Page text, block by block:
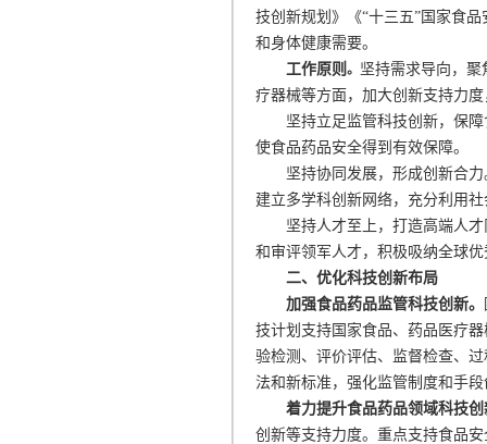
技创新规划》《“十三五” 国家食
和身体健康需要。
工作原则 。 坚持需求导向，聚
疗器械等方面，加大创新支持力
坚持立足监管科技创新，保
使食品药品安全得到有效保障。
坚持协同发展，形成创新合力
建立多学科创新网络，充分利用
坚持人才至上，打造高端人
和审评领军人才，积极吸纳全球
二、优化科技创新布局
加强食品药品监管科技创新。
技计划支持国家食品、药品医疗
验检测、评价评估、监督检查、
法和新标准，强化监管制度和手
着力提升食品药品领域科技
创新等支持力度。重点支持食品